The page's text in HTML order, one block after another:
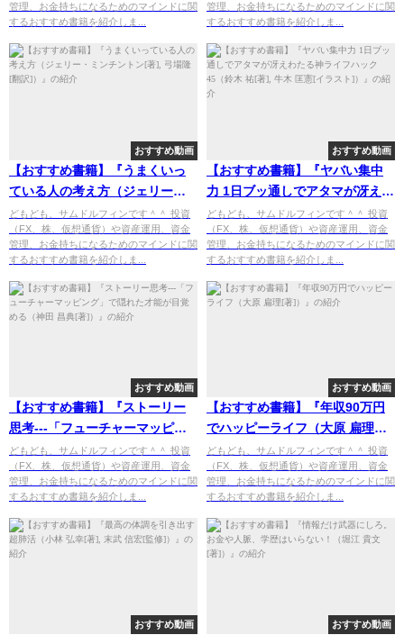
管理、お金持ちになるためのマインドに関
するおすすめ書籍を紹介しま...
管理、お金持ちになるためのマインドに関
するおすすめ書籍を紹介しま...
おすすめ動画
【おすすめ書籍】『うまくいっ
ている人の考え方（ジェリー・
ミンチントン[著], 弓場隆[翻
訳]）』の紹介
どもども、サムドルフィンです＾＾ 投資
（FX、株、仮想通貨）や資産運用、資金
管理、お金持ちになるためのマインドに関
するおすすめ書籍を紹介しま...
おすすめ動画
【おすすめ書籍】『ヤバい集中
力 1日ブッ通しでアタマが冴えわ
たる神ライフハック45（鈴木 祐
[著], 牛木 匡憲[イラスト]）』の
紹介
どもども、サムドルフィンです＾＾ 投資
（FX、株、仮想通貨）や資産運用、資金
管理、お金持ちになるためのマインドに関
するおすすめ書籍を紹介しま...
おすすめ動画
【おすすめ書籍】『ストーリー
思考---「フューチャーマッピン
グ」で隠れた才能が目覚める
（神田 昌典[著]）』の紹介
どもども、サムドルフィンです＾＾ 投資
（FX、株、仮想通貨）や資産運用、資金
管理、お金持ちになるためのマインドに関
するおすすめ書籍を紹介しま...
おすすめ動画
【おすすめ書籍】『年収90万円
でハッピーライフ（大原 扁理
[著]）』の紹介
どもども、サムドルフィンです＾＾ 投資
（FX、株、仮想通貨）や資産運用、資金
管理、お金持ちになるためのマインドに関
するおすすめ書籍を紹介しま...
おすすめ動画 おすすめ動画